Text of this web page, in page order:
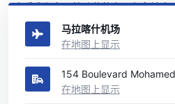
查看我们在马拉喀什的主要租车地点
马拉喀什机场
在地图上显示
154 Boulevard
在地图上显示